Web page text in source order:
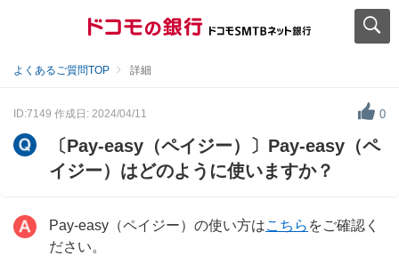
よくあるご質問TOP 詳細
ID:7149 作成日: 2024/04/11 0
〔Pay-easy（ペイジー）〕Pay-easy（ペ
イジー）はどのように使いますか？
Pay-easy（ペイジー）の使い方はこちら をご確認く
ださい。